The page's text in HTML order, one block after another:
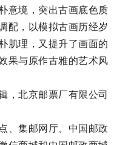
意境，突出古画底色质
配，以模拟古画历经岁
肌理，又提升了画面的
果与原作古雅的艺术风
北京邮票厂有限公司
集邮网厅、中国邮政